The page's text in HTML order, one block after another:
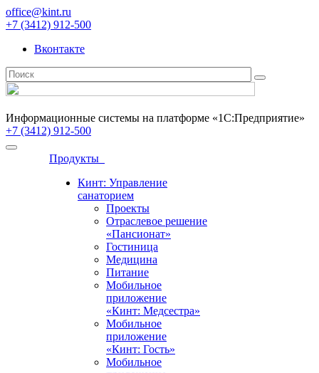
office@kint.ru
+7 (3412) 912-500
Вконтакте
Информационные системы на платформе «1С:Предприятие»
+7 (3412) 912-500
Продукты
Кинт: Управление
санаторием
Проекты
Отраслевое решение
«Пансионат»
Гостиница
Медицина
Питание
Мобильное
приложение
«Кинт: Медсестра»
Мобильное
приложение
«Кинт: Гость»
Мобильное